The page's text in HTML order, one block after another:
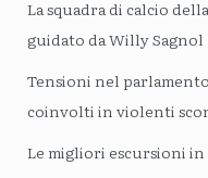
La squadra di calcio
guidato da Willy Sagnol
Tensioni nel
coinvolti in violenti
Le migliori escursioni